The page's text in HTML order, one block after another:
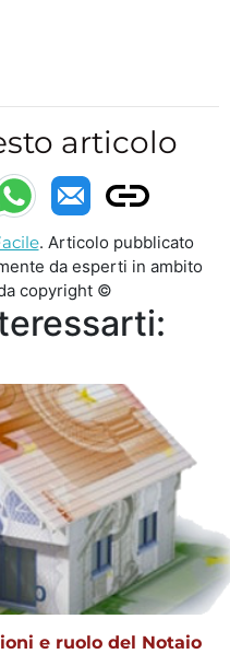
articolo
. Articolo pubblicato
da esperti in ambito
copyright ©
e ruolo del Notaio